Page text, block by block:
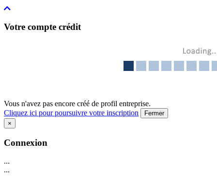
Votre compte crédit
Vous n'avez pas encore créé de profil entreprise.
Cliquez ici pour poursuivre votre inscription
Fermer
×
Connexion
...
...